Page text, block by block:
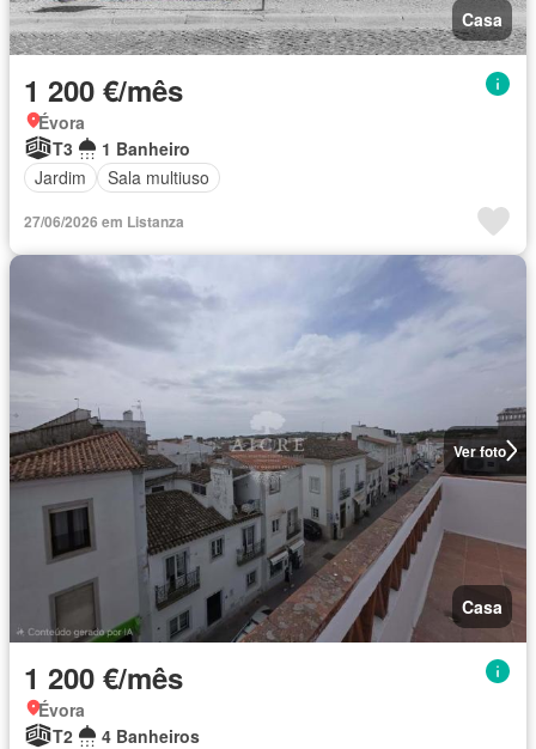
Casa
1 200 €/mês
Évora
T3
1 Banheiro
Jardim
Sala multiuso
27/06/2026 em Listanza
Ver foto
Casa
1 200 €/mês
Évora
T2
4 Banheiros